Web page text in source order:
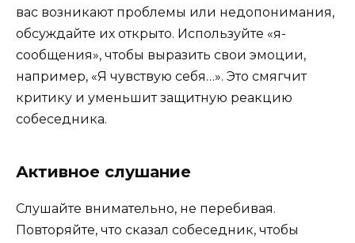
вас возникают проблемы или недопонимания,
обсуждайте их открыто. Используйте «я-
сообщения», чтобы выразить свои эмоции,
например, «Я чувствую себя…». Это смягчит
критику и уменьшит защитную реакцию
собеседника.
Активное слушание
Слушайте внимательно, не перебивая.
Повторяйте, что сказал собеседник, чтобы